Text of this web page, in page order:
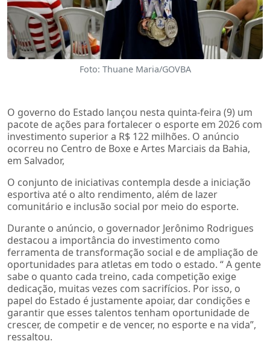
Foto: Thuane Maria/GOVBA
O governo do Estado lançou nesta quinta-feira (9) um
pacote de ações para fortalecer o esporte em 2026 com
investimento superior a R$ 122 milhões. O anúncio
ocorreu no Centro de Boxe e Artes Marciais da Bahia,
em Salvador,
O conjunto de iniciativas contempla desde a iniciação
esportiva até o alto rendimento, além de lazer
comunitário e inclusão social por meio do esporte.
Durante o anúncio, o governador Jerônimo Rodrigues
destacou a importância do investimento como
ferramenta de transformação social e de ampliação de
oportunidades para atletas em todo o estado. “ A gente
sabe o quanto cada treino, cada competição exige
dedicação, muitas vezes com sacrifícios. Por isso, o
papel do Estado é justamente apoiar, dar condições e
garantir que esses talentos tenham oportunidade de
crescer, de competir e de vencer, no esporte e na vida”,
ressaltou.